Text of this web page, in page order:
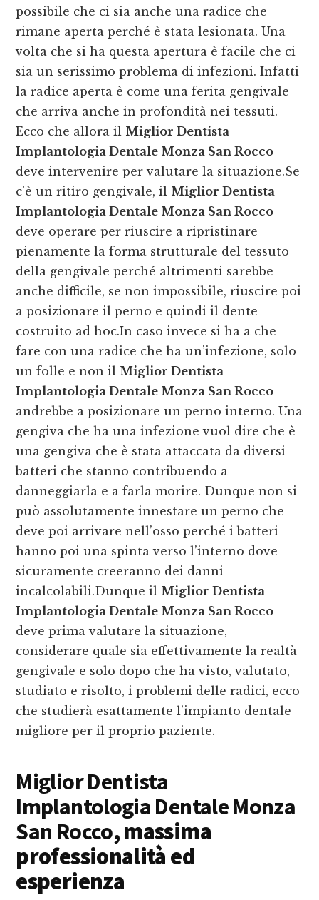
possibile che ci sia anche una radice che
rimane aperta perché è stata lesionata. Una
volta che si ha questa apertura è facile che ci
sia un serissimo problema di infezioni. Infatti
la radice aperta è come una ferita gengivale
che arriva anche in profondità nei tessuti.
Ecco che allora il Miglior Dentista
Implantologia Dentale Monza San Rocco
deve intervenire per valutare la situazione.Se
c’è un ritiro gengivale, il Miglior Dentista
Implantologia Dentale Monza San Rocco
deve operare per riuscire a ripristinare
pienamente la forma strutturale del tessuto
della gengivale perché altrimenti sarebbe
anche difficile, se non impossibile, riuscire poi
a posizionare il perno e quindi il dente
costruito ad hoc.In caso invece si ha a che
fare con una radice che ha un’infezione, solo
un folle e non il Miglior Dentista
Implantologia Dentale Monza San Rocco
andrebbe a posizionare un perno interno. Una
gengiva che ha una infezione vuol dire che è
una gengiva che è stata attaccata da diversi
batteri che stanno contribuendo a
danneggiarla e a farla morire. Dunque non si
può assolutamente innestare un perno che
deve poi arrivare nell’osso perché i batteri
hanno poi una spinta verso l’interno dove
sicuramente creeranno dei danni
incalcolabili.Dunque il Miglior Dentista
Implantologia Dentale Monza San Rocco
deve prima valutare la situazione,
considerare quale sia effettivamente la realtà
gengivale e solo dopo che ha visto, valutato,
studiato e risolto, i problemi delle radici, ecco
che studierà esattamente l’impianto dentale
migliore per il proprio paziente.
Miglior Dentista
Implantologia Dentale Monza
San Rocco, massima
professionalità ed
esperienza